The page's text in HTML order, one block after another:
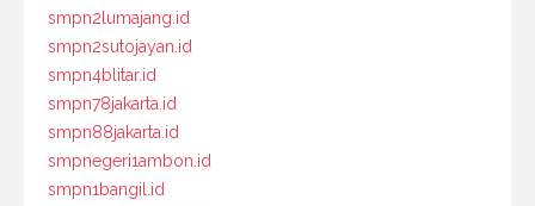
smpn2lumajang.id
smpn2sutojayan.id
smpn4blitar.id
smpn78jakarta.id
smpn88jakarta.id
smpnegeri1ambon.id
smpn1bangil.id